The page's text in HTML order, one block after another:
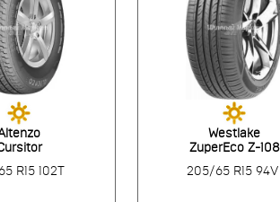
R15 102T
Westlake
ZuperEco Z-108
205/65 R15 94V